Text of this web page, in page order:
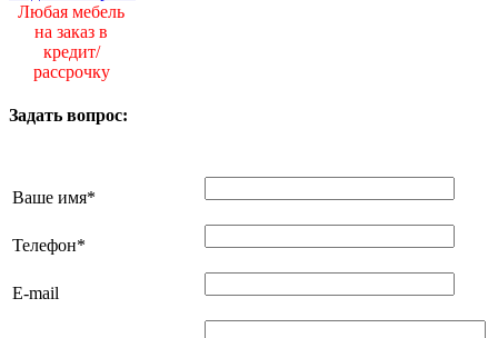
Любая мебель
на заказ в
кредит/
рассрочку
Задать вопрос:
Ваше имя*
Телефон*
E-mail